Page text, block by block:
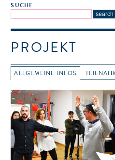
SUCHE
PROJEKT
ALLGEMEINE INFOS